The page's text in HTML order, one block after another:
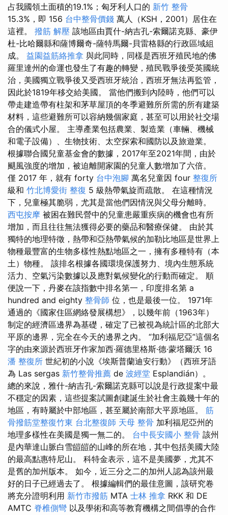
占我國領土面積的19.1%；匈牙利人口的 新竹 整骨
15.3%，即 156 台中整骨價錢 萬人（KSH，2001）居住在
這裡。 撥筋 解壓 該地區由賈什-納吉孔-索爾諾克縣、豪伊
杜-比哈爾縣和薩博爾奇-薩特馬爾-貝雷格縣的行政區域組
成。 益園益筋絡推拿 與此同時，同樣是西班牙殖民地的佛
羅里達州的命運也發生了有趣的轉變，殖民戰爭後受英國統
治，美國獨立戰爭後又受西班牙統治，西班牙無法再監管，
因此於1819年移交給美國。 當他們搬到內陸時，他們可以
帶走建造帶有柱架和茅草屋頂的冬季避難所所需的所有建築
材料，這些避難所可以容納幾個家庭，甚至可以用於社交場
合的儀式小屋。 主導產業包括農業、製造業（車輛、機械
和電子設備）、生物技術、太空探索和國防以及旅遊業。
根據聯合國兒童基金會的數據，2017年至2021年間，由於
颶風強度的增加，被迫離開家園的兒童人數增加了六倍。
僅 2017 年，就有 forty 台中泡腳 萬名兒童因 four 整復所
級和 竹北博愛街 整復 5 級熱帶氣旋而疏散。 在這種情況
下，兒童極其脆弱，尤其是當他們因情況與父母分離時。
西屯按摩 被困在難民營中的兒童患嚴重疾病的機會也有所
增加，而且往往無法獲得必要的藥品和醫療保健。 由於其
獨特的地理特徵，熱帶和亞熱帶氣候的加勒比地區是世界上
物種最豐富的生物多樣性熱點地區之一，擁有多種特有（本
土）物種。 該排名根據各國環境保護努力、境內生態系統
活力、空氣污染數據以及應對氣候變化的行動而確定。 順
便說一下，丹麥在該指數中排名第一，印度排名第 a
hundred and eighty 整骨師 位，也是最後一位。 1971年
通過的《國家住區網絡發展構想》，以幾年前（1963年）
制定的經濟區邊界為基礎，確定了已被視為統計區的北部大
平原的邊界，完全在今天的邊界之內。 “加利福尼亞”這個名
字的由來源於西班牙作家加西·羅德里格斯·德·蒙塔爾沃 16
潘 整復所 世紀初的小說《埃斯普蘭迪安行動》（西班牙語
為 Las sergas 新竹整骨推薦 de 波經堂 Esplandián）。
總的來說，雅什-納吉孔-索爾諾克縣可以說是行政提案中最
不穩定的因素，這些提案試圖創建誕生於社會主義幾十年的
地區，有時屬於中部地區，甚至屬於南部大平原地區。 筋
骨撥筋堂整復竹東 台北整復師 天母 整骨 加利福尼亞州的
地理多樣性在美國是獨一無二的。 台中長安國小 整骨 該州
是內華達山脈白雪皚皚的山峰的所在地，其中包括美國大陸
的最高點惠特尼山。 科特金表示，這不是美國夢，尤其不
是舊的加州版本。 如今，近三分之二的加州人認為該州最
好的日子已經過去了。 根據編輯們的最佳意圖，該研究卷
將充分證明利用 新竹市撥筋 MTA 士林 推拿 RKK 和 DE
AMTC 脊椎側彎 以及學術和高等教育機構之間倡導的合作